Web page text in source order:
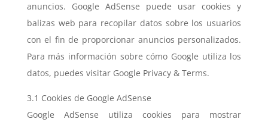
anuncios. Google AdSense puede usar cookies y
balizas web para recopilar datos sobre los usuarios
con el fin de proporcionar anuncios personalizados.
Para más información sobre cómo Google utiliza los
datos, puedes visitar Google Privacy & Terms.
3.1 Cookies de Google AdSense
Google AdSense utiliza cookies para mostrar